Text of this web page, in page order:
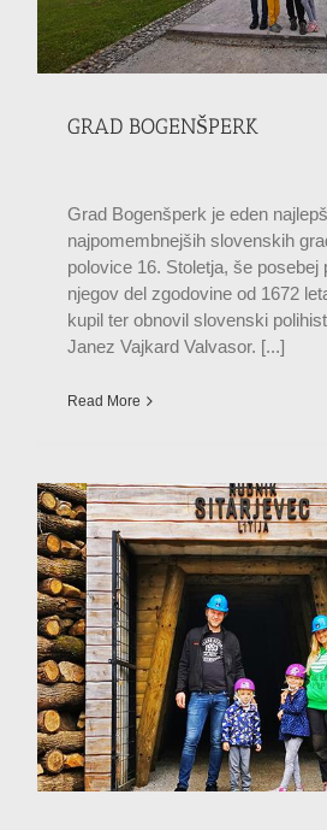
GRAD BOGENŠPERK
Grad Bogenšperk je eden
najpomembnejših slovenskih
polovice 16. Stoletja, še posebej
njegov del zgodovine od 1672
kupil ter obnovil slovenski
Janez Vajkard Valvasor. [...]
Read More